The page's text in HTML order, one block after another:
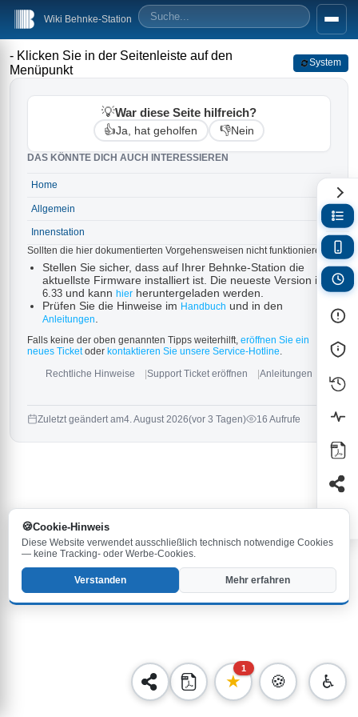
♿
🍪
Cookie-Hinweis
Diese Website verwendet ausschließlich technisch notwendige Cookies
— keine Tracking- oder Werbe-Cookies.
Verstanden Mehr erfahren
★
1
Wiki Behnke-Station
- Klicken Sie in der Seitenleiste auf den
Menüpunkt
System
💡War diese Seite hilfreich?
👍Ja, hat geholfen 👎Nein
DAS KÖNNTE DICH AUCH INTERESSIEREN
Home →
Allgemein →
Innenstation
Sollten die hier dokumentierten Vorgehensweisen nicht funktionieren:
Stellen Sie sicher, dass auf Ihrer Behnke-Station die
aktuellste Firmware installiert ist. Die neueste Version ist
6.33 und kannhier heruntergeladen werden.
Prüfen Sie die Hinweise im Handbuch und in den
Anleitungen
Falls keine der oben genannten Tipps weiterhilft,eröffnen Sie ein
neues Ticketoder kontaktieren Sie unsere Service-Hotline.
Rechtliche Hinweise Support Ticket eröffnen Anleitungen
Zuletzt geändert am4. August 2026(vor 3 Tagen) 16 Aufrufe